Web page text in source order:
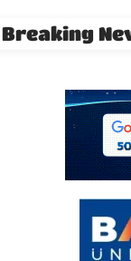
Breaking